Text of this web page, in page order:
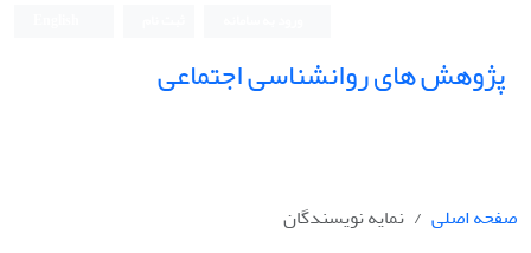
پژوهش های روانشناسی اجتماعی
صفحه اصلی نمایه نویسندگان